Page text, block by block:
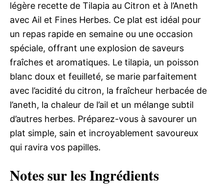
légère recette de Tilapia au Citron et à l’Aneth
avec Ail et Fines Herbes. Ce plat est idéal pour
un repas rapide en semaine ou une occasion
spéciale, offrant une explosion de saveurs
fraîches et aromatiques. Le tilapia, un poisson
blanc doux et feuilleté, se marie parfaitement
avec l’acidité du citron, la fraîcheur herbacée de
l’aneth, la chaleur de l’ail et un mélange subtil
d’autres herbes. Préparez-vous à savourer un
plat simple, sain et incroyablement savoureux
qui ravira vos papilles.
Notes sur les Ingrédients